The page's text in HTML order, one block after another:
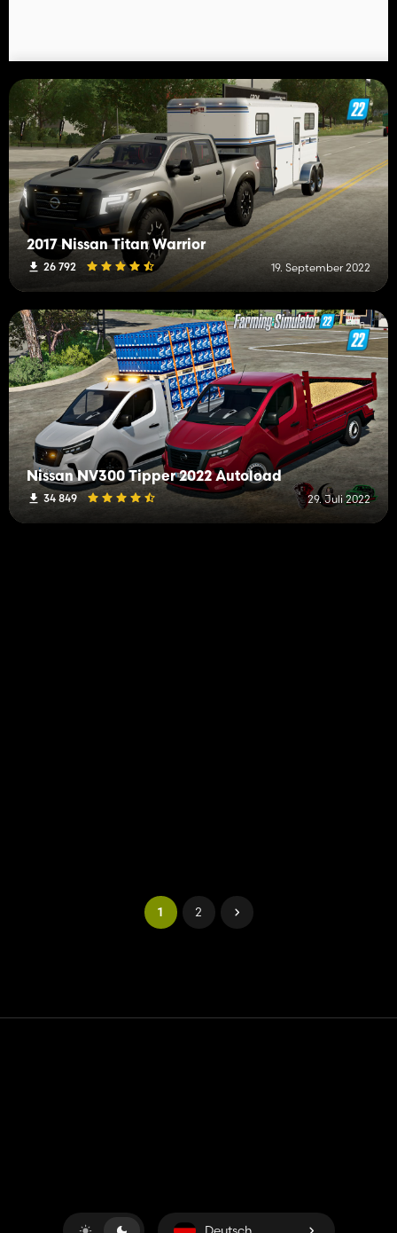
2017 Nissan Titan Warrior
26 792 19. September 2022
Nissan NV300 Tipper 2022 Autoload
34 849 29. Juli 2022
1 2